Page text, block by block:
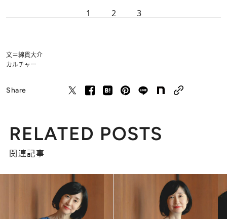
1 2 3
文＝綿貫大介
カルチャー
Share
RELATED POSTS
関連記事